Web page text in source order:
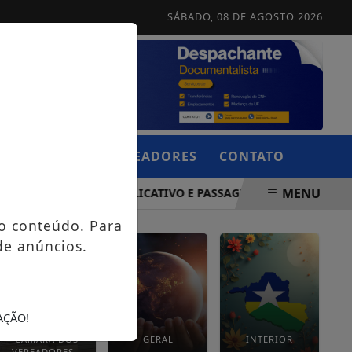
SÁBADO, 08 DE AGOSTO 2026
CÂMARA DOS VEREADORES CONTATO
VEÍCULO DE APLICATIVO E PASSAGEIRA FICA MENU
CÂMARA DOS
GERAL INTERIOR
conteúdo. Para
anúncios.